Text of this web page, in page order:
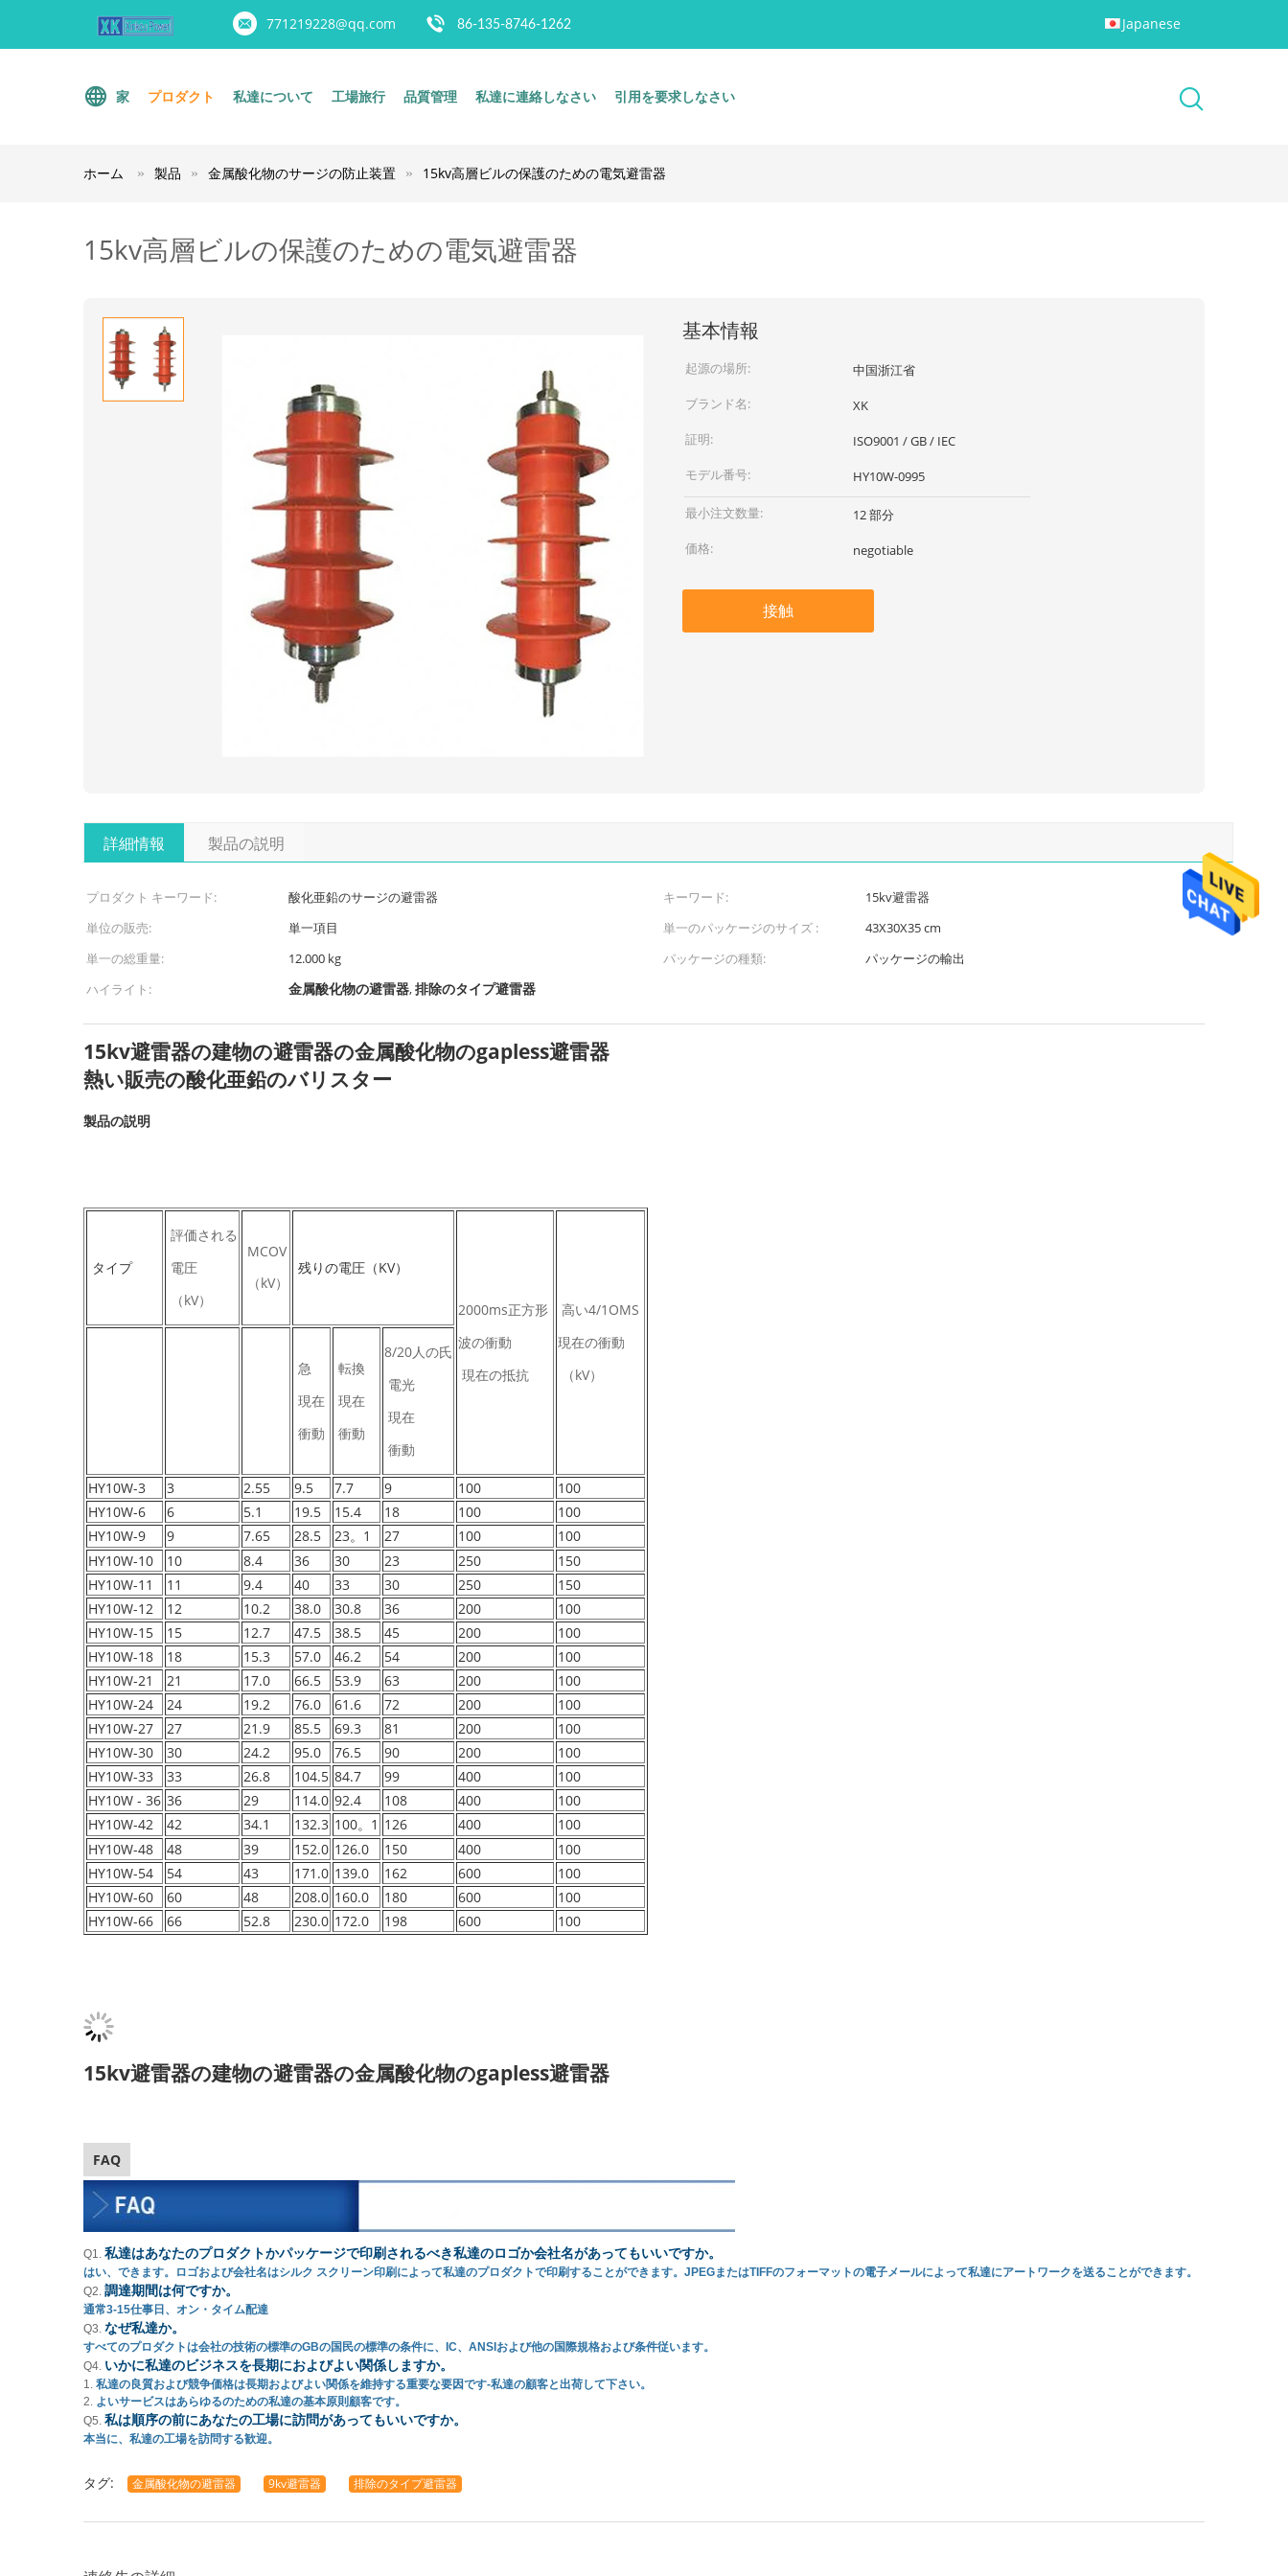
771219228@qq.com 86-135-8746-1262 Japanese
家 プロダクト 私達について 工場旅行 品質管理 私達に連絡しなさい 引用を要求しなさい
ホーム 製品 金属酸化物のサージの防止装置 15kv高層ビルの保護のための電気避雷器
15kv高層ビルの保護のための電気避雷器
基本情報
起源の場所:
中国浙江省
ブランド名:
XK
証明:
ISO9001 / GB / IEC
モデル番号:
HY10W-0995
最小注文数量:
12 部分
価格:
negotiable
接触
詳細情報 製品の説明
プロダクト キーワード: 酸化亜鉛のサージの避雷器 キーワード:
15kv避雷器
単位の販売:
単一項目 単一のパッケージのサイズ :
43X30X35 cm
単一の総重量:
12.000 kg パッケージの種類:
パッケージの輸出
ハイライト:
金属酸化物の避雷器,排除のタイプ避雷器
15kv避雷器の建物の避雷器の金属酸化物のgapless避雷器
熱い販売の酸化亜鉛のバリスター
製品の説明
タイプ
評価される
電圧
（kV）
MCOV
（kV）
残りの電圧（KV）
2000ms正方形
波の衝動
現在の抵抗
高い4/1OMS
現在の衝動
（kV）
急
現在
衝動
転換
現在
衝動
8/20人の氏
電光
現在
衝動
HY10W-3 3 2.55 9.5 7.7 9 100
100
HY10W-6
6 5.1 19.5 15.4 18 100
100
HY10W-9
9 7.65 28.5 23。1 27 100
100
HY10W-10
10 8.4 36 30 23 250
150
HY10W-11
11 9.4 40 33 30 250
150
HY10W-12
12 10.2 38.0 30.8 36 200
100
HY10W-15
15 12.7 47.5 38.5 45 200
100
HY10W-18
18 15.3 57.0 46.2 54 200
100
HY10W-21
21 17.0 66.5 53.9 63 200
100
HY10W-24
24 19.2 76.0 61.6 72 200
100
HY10W-27
27 21.9 85.5 69.3 81 200
100
HY10W-30
30 24.2 95.0 76.5 90 200
100
HY10W-33
33 26.8 104.5 84.7 99 400
100
HY10W - 36 36 29 114.0 92.4 108 400
100
HY10W-42
42 34.1 132.3 100。1 126 400
100
HY10W-48
48 39 152.0 126.0 150 400
100
HY10W-54
54 43 171.0 139.0 162 600
100
HY10W-60
60 48 208.0 160.0 180 600
100
HY10W-66
66 52.8 230.0 172.0 198 600 100
15kv避雷器の建物の避雷器の金属酸化物のgapless避雷器
FAQ
Q1. 私達はあなたのプロダクトかパッケージで印刷されるべき私達のロゴか会社名があってもいいですか。
はい、できます。ロゴおよび会社名はシルク スクリーン印刷によって私達のプロダクトで印刷することができます。JPEGまたはTIFFのフォーマットの電子メールによって私達にアートワークを送ることができます。
Q2. 調達期間は何ですか。
通常3-15仕事日、オン・タイム配達
Q3. なぜ私達か。
すべてのプロダクトは会社の技術の標準のGBの国民の標準の条件に、IC、ANSIおよび他の国際規格および条件従います。
Q4. いかに私達のビジネスを長期におよびよい関係しますか。
1. 私達の良質および競争価格は長期およびよい関係を維持する重要な要因です-私達の顧客と出荷して下さい。
2. よいサービスはあらゆるのための私達の基本原則顧客です。
Q5. 私は順序の前にあなたの工場に訪問があってもいいですか。
本当に、私達の工場を訪問する歓迎。
タグ: 金属酸化物の避雷器 9kv避雷器 排除のタイプ避雷器